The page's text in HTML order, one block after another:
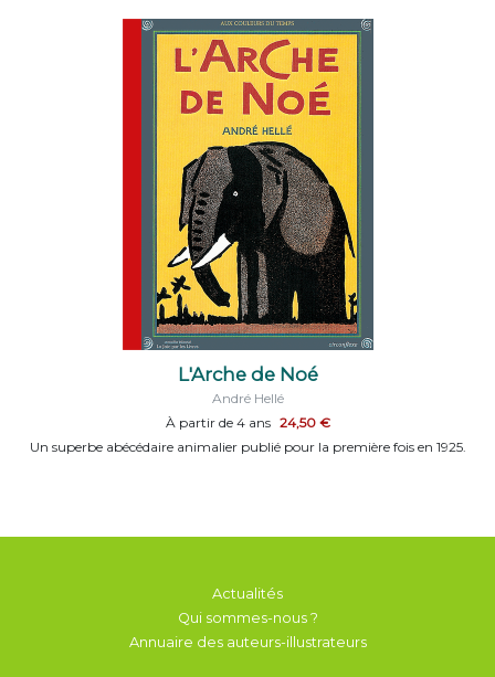
L'Arche de Noé
André Hellé
À partir de 4 ans 24,50 €
Un superbe abécédaire animalier publié pour la première fois en 1925.
Actualités
Qui sommes-nous ?
Annuaire des auteurs-illustrateurs